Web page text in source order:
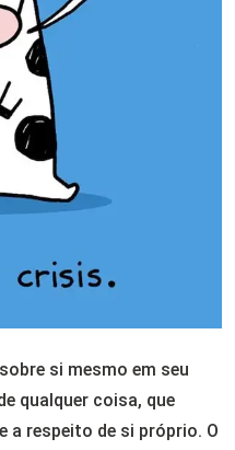
si mesmo em seu
qualquer coisa, que
a respeito de si próprio. O